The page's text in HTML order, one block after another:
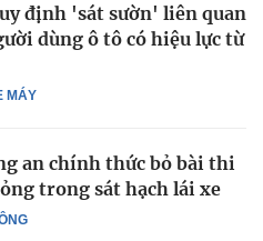
MÁY
định 'sát sườn' liên quan
dùng ô tô có hiệu lực từ
an chính thức bỏ bài thi
trong sát hạch lái xe